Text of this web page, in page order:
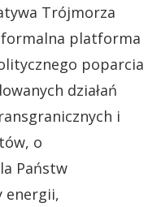
Trójmorza
platforma
poparcia
działań
i
o
Państw
energii,